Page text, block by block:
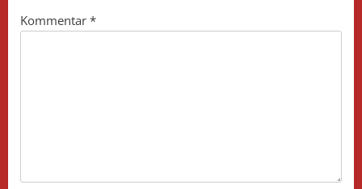
Kommentar *